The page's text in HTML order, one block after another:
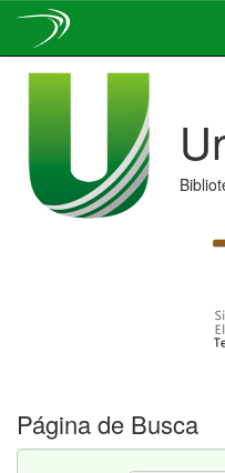
Página de Busca